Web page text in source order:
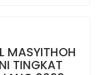
MASYITHOH
TINGKAT